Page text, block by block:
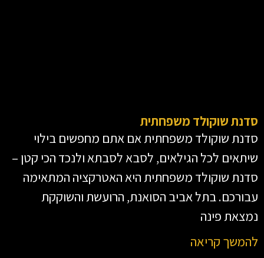
סדנת שוקולד משפחתית
סדנת שוקולד משפחתית אם אתם מחפשים בילוי
שיתאים לכל הגילאים, לסבא לסבתא ולנכד הכי קטן –
סדנת שוקולד משפחתית היא האטרקציה המתאימה
עבורכם. בתל אביב הסואנת, הרועשת והשוקקת
נמצאת פינה
להמשך קריאה